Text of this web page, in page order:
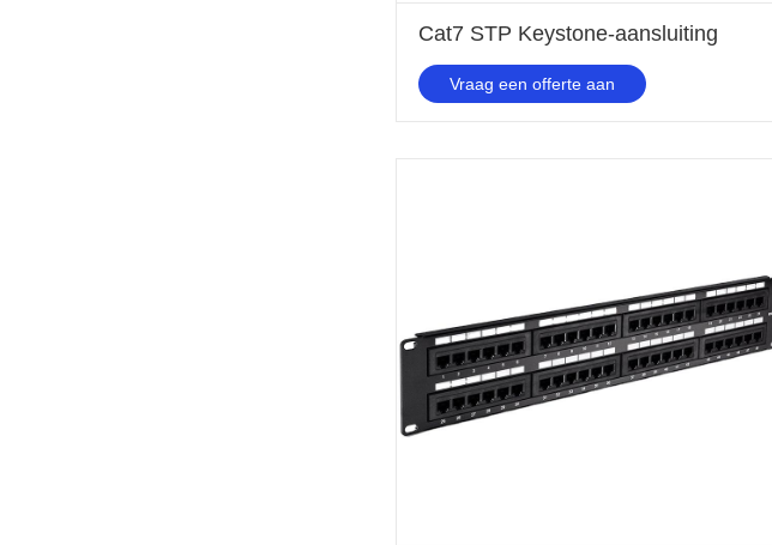
Cat7 STP Keystone-aansluiting
Vraag een offerte aan